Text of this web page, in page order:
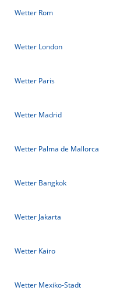
Wetter Rom
Wetter London
Wetter Paris
Wetter Madrid
Wetter Palma de Mallorca
Wetter Bangkok
Wetter Jakarta
Wetter Kairo
Wetter Mexiko-Stadt